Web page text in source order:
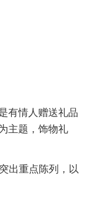
有情人赠送礼品
主题，饰物礼
出重点陈列，以